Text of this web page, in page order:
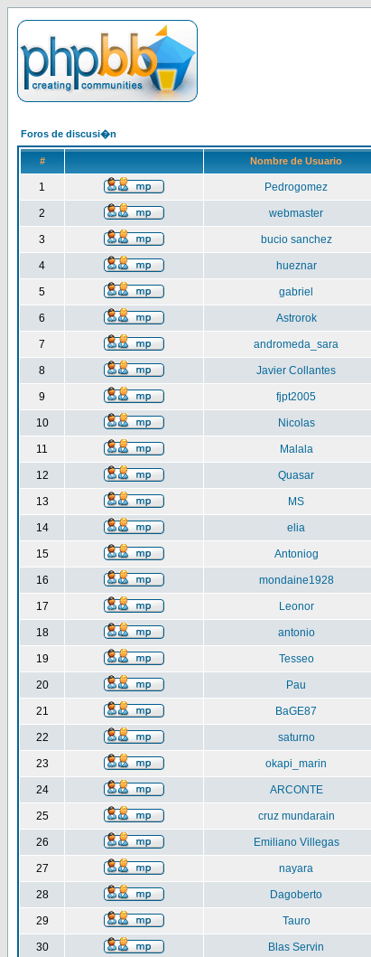
Foros de discusi�n
# Nombre de Usuario
1 Pedrogomez
2 webmaster
3 bucio sanchez
4 hueznar
5 gabriel
6 Astrorok
7 andromeda_sara
8 Javier Collantes
9 fjpt2005
10 Nicolas
11 Malala
12 Quasar
13 MS
14 elia
15 Antoniog
16 mondaine1928
17 Leonor
18 antonio
19 Tesseo
20 Pau
21 BaGE87
22 saturno
23 okapi_marin
24 ARCONTE
25 cruz mundarain
26 Emiliano Villegas
27 nayara
28 Dagoberto
29 Tauro
30 Blas Servin